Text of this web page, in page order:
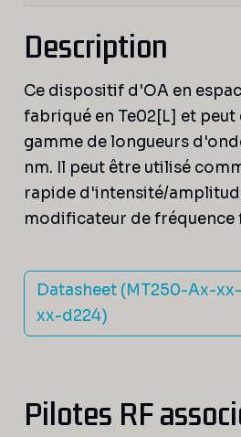
Description
Ce dispositif d'OA en
fabriqué en Te02[L] et peut
gamme de longueurs
nm. Il peut être utilisé
rapide d'intensité/
modificateur de fréquence
Datasheet (MT250-Ax-
xx-d224)
Pilotes RF